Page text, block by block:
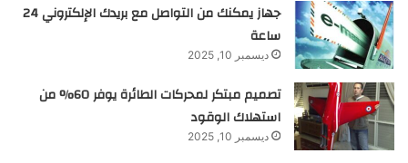
جهاز يمكنك من التواصل مع بريدك الإلكتروني 24
ساعة
ديسمبر 10, 2025
تصميم مبتكر لمحركات الطائرة يوفر 60% من
استهلاك الوقود
ديسمبر 10, 2025